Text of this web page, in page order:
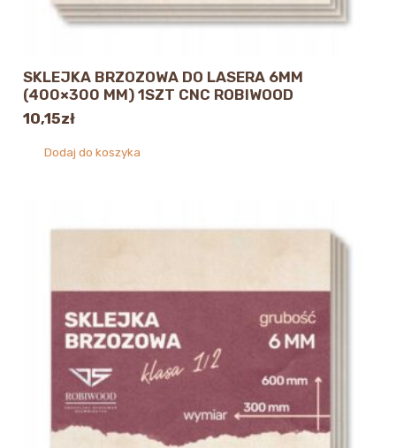
SKLEJKA BRZOZOWA DO LASERA 6MM
(400×300 MM) 1SZT CNC ROBIWOOD
10,15zł
Dodaj do koszyka